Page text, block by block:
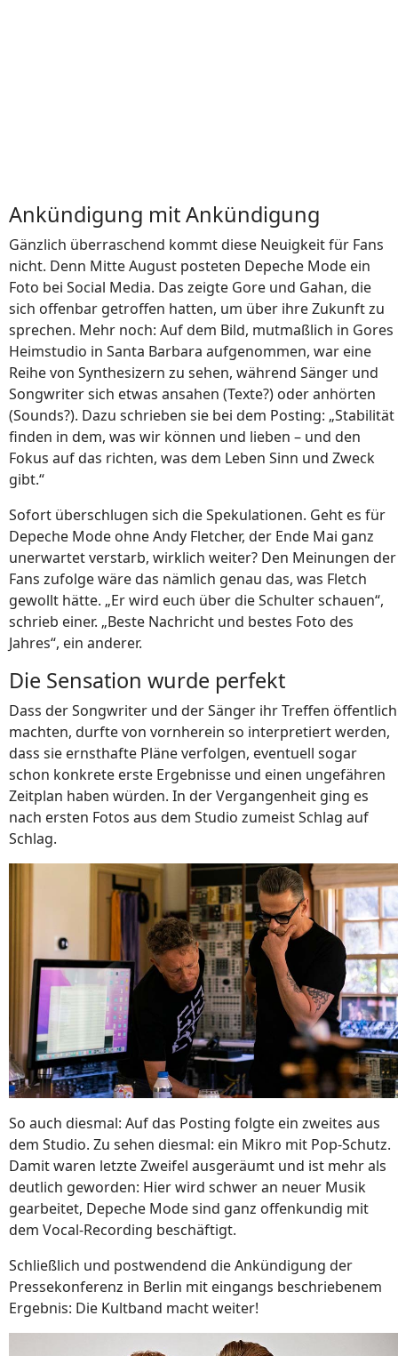
Ankündigung mit Ankündigung
Gänzlich überraschend kommt diese Neuigkeit für Fans
nicht. Denn Mitte August posteten Depeche Mode ein
Foto bei Social Media. Das zeigte Gore und Gahan, die
sich offenbar getroffen hatten, um über ihre Zukunft zu
sprechen. Mehr noch: Auf dem Bild, mutmaßlich in Gores
Heimstudio in Santa Barbara aufgenommen, war eine
Reihe von Synthesizern zu sehen, während Sänger und
Songwriter sich etwas ansahen (Texte?) oder anhörten
(Sounds?). Dazu schrieben sie bei dem Posting: „Stabilität
finden in dem, was wir können und lieben – und den
Fokus auf das richten, was dem Leben Sinn und Zweck
gibt.“
Sofort überschlugen sich die Spekulationen. Geht es für
Depeche Mode ohne Andy Fletcher, der Ende Mai ganz
unerwartet verstarb, wirklich weiter? Den Meinungen der
Fans zufolge wäre das nämlich genau das, was Fletch
gewollt hätte. „Er wird euch über die Schulter schauen“,
schrieb einer. „Beste Nachricht und bestes Foto des
Jahres“, ein anderer.
Die Sensation wurde perfekt
Dass der Songwriter und der Sänger ihr Treffen öffentlich
machten, durfte von vornherein so interpretiert werden,
dass sie ernsthafte Pläne verfolgen, eventuell sogar
schon konkrete erste Ergebnisse und einen ungefähren
Zeitplan haben würden. In der Vergangenheit ging es
nach ersten Fotos aus dem Studio zumeist Schlag auf
Schlag.
So auch diesmal: Auf das Posting folgte ein zweites aus
dem Studio. Zu sehen diesmal: ein Mikro mit Pop-Schutz.
Damit waren letzte Zweifel ausgeräumt und ist mehr als
deutlich geworden: Hier wird schwer an neuer Musik
gearbeitet, Depeche Mode sind ganz offenkundig mit
dem Vocal-Recording beschäftigt.
Schließlich und postwendend die Ankündigung der
Pressekonferenz in Berlin mit eingangs beschriebenem
Ergebnis: Die Kultband macht weiter!